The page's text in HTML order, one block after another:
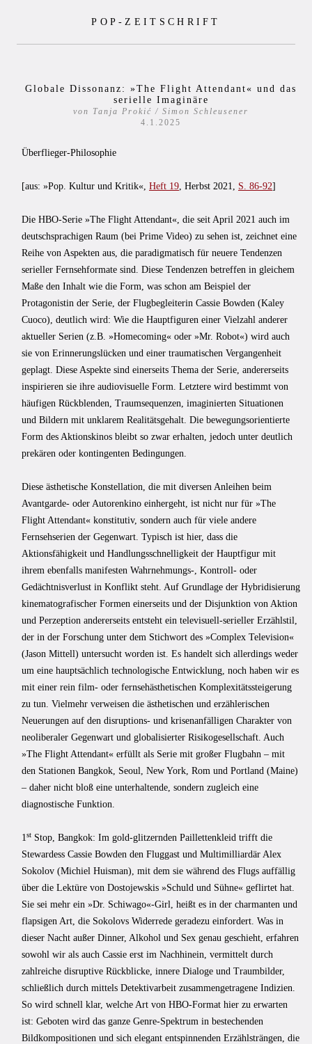
POP-ZEITSCHRIFT
Globale Dissonanz: »The Flight Attendant« und das
serielle Imaginäre
von Tanja Prokić / Simon Schleusener
4.1.2025
Überflieger-Philosophie
[aus: »Pop. Kultur und Kritik«, Heft 19 , Herbst 2021, S. 86-92]
Die HBO-Serie »The Flight Attendant«, die seit April 2021 auch im
deutschsprachigen Raum (bei Prime Video) zu sehen ist, zeichnet eine
Reihe von Aspekten aus, die paradigmatisch für neuere Tendenzen
serieller Fernsehformate sind. Diese Tendenzen betreffen in gleichem
Maße den Inhalt wie die Form, was schon am Beispiel der
Protagonistin der Serie, der Flugbegleiterin Cassie Bowden (Kaley
Cuoco), deutlich wird: Wie die Hauptfiguren einer Vielzahl anderer
aktueller Serien (z.B. »Homecoming« oder »Mr. Robot«) wird auch
sie von Erinnerungslücken und einer traumatischen Vergangenheit
geplagt. Diese Aspekte sind einerseits Thema der Serie, andererseits
inspirieren sie ihre audiovisuelle Form. Letztere wird bestimmt von
häufigen Rückblenden, Traumsequenzen, imaginierten Situationen
und Bildern mit unklarem Realitätsgehalt. Die bewegungsorientierte
Form des Aktionskinos bleibt so zwar erhalten, jedoch unter deutlich
prekären oder kontingenten Bedingungen.
Diese ästhetische Konstellation, die mit diversen Anleihen beim
Avantgarde- oder Autorenkino einhergeht, ist nicht nur für »The
Flight Attendant« konstitutiv, sondern auch für viele andere
Fernsehserien der Gegenwart. Typisch ist hier, dass die
Aktionsfähigkeit und Handlungsschnelligkeit der Hauptfigur mit
ihrem ebenfalls manifesten Wahrnehmungs-, Kontroll- oder
Gedächtnisverlust in Konflikt steht. Auf Grundlage der Hybridisierung
kinematografischer Formen einerseits und der Disjunktion von Aktion
und Perzeption andererseits entsteht ein televisuell-serieller Erzählstil,
der in der Forschung unter dem Stichwort des »Complex Television«
(Jason Mittell) untersucht worden ist. Es handelt sich allerdings weder
um eine hauptsächlich technologische Entwicklung, noch haben wir es
mit einer rein film- oder fernsehästhetischen Komplexitätssteigerung
zu tun. Vielmehr verweisen die ästhetischen und erzählerischen
Neuerungen auf den disruptions- und krisenanfälligen Charakter von
neoliberaler Gegenwart und globalisierter Risikogesellschaft. Auch
»The Flight Attendant« erfüllt als Serie mit großer Flugbahn – mit
den Stationen Bangkok, Seoul, New York, Rom und Portland (Maine)
– daher nicht bloß eine unterhaltende, sondern zugleich eine
diagnostische Funktion.
1 st Stop, Bangkok: Im gold-glitzernden Paillettenkleid trifft die
Stewardess Cassie Bowden den Fluggast und Multimilliardär Alex
Sokolov (Michiel Huisman), mit dem sie während des Flugs auffällig
über die Lektüre von Dostojewskis »Schuld und Sühne« geflirtet hat.
Sie sei mehr ein »Dr. Schiwago«-Girl, heißt es in der charmanten und
flapsigen Art, die Sokolovs Widerrede geradezu einfordert. Was in
dieser Nacht außer Dinner, Alkohol und Sex genau geschieht, erfahren
sowohl wir als auch Cassie erst im Nachhinein, vermittelt durch
zahlreiche disruptive Rückblicke, innere Dialoge und Traumbilder,
schließlich durch mittels Detektivarbeit zusammengetragene Indizien.
So wird schnell klar, welche Art von HBO-Format hier zu erwarten
ist: Geboten wird das ganze Genre-Spektrum in bestechenden
Bildkompositionen und sich elegant entspinnenden Erzählsträngen, die